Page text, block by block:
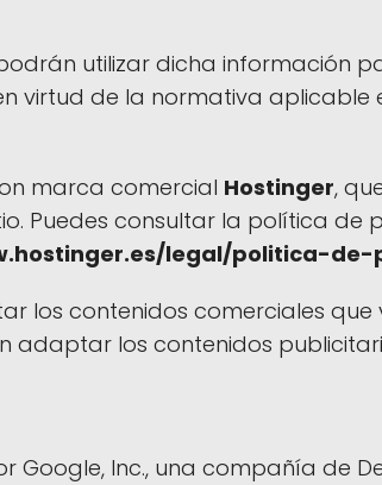
utilizar dicha información
virtud de la normativa
marca comercial Hostinger,
Puedes consultar la política de
legal/politica-de-
los contenidos comerciales que
adaptar los contenidos
Google, Inc., una compañía de